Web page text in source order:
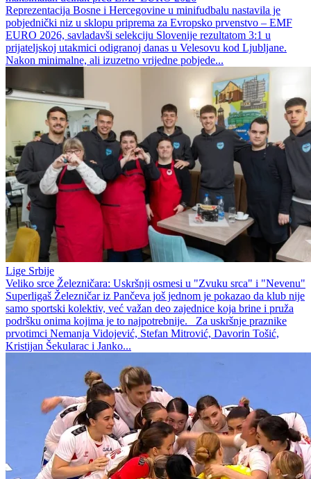
Reprezentacija Bosne i Hercegovine u minifudbalu nastavila je
pobjednički niz u sklopu priprema za Evropsko prvenstvo – EMF
EURO 2026, savladavši selekciju Slovenije rezultatom 3:1 u
prijateljskoj utakmici odigranoj danas u Velesovu kod Ljubljane.
Nakon minimalne, ali izuzetno vrijedne pobjede...
Lige Srbije
Veliko srce Železničara: Uskršnji osmesi u "Zvuku srca" i "Nevenu"
Superligaš Železničar iz Pančeva još jednom je pokazao da klub nije
samo sportski kolektiv, već važan deo zajednice koja brine i pruža
podršku onima kojima je to najpotrebnije. Za uskršnje praznike
prvotimci Nemanja Vidojević, Stefan Mitrović, Davorin Tošić,
Kristijan Šekularac i Janko...